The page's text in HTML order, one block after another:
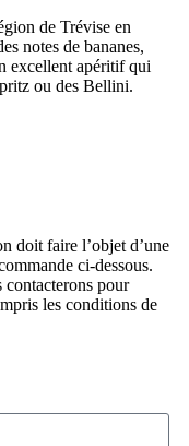
de Trévise en
notes de bananes,
excellent apéritif qui
ou des Bellini.
doit faire l’objet d’une
ci-dessous.
contacterons pour
les conditions de